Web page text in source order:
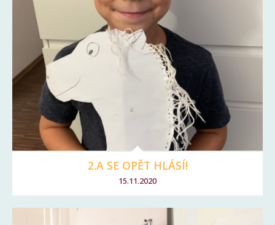
2.A SE OPĚT HLÁSÍ!
15.11.2020